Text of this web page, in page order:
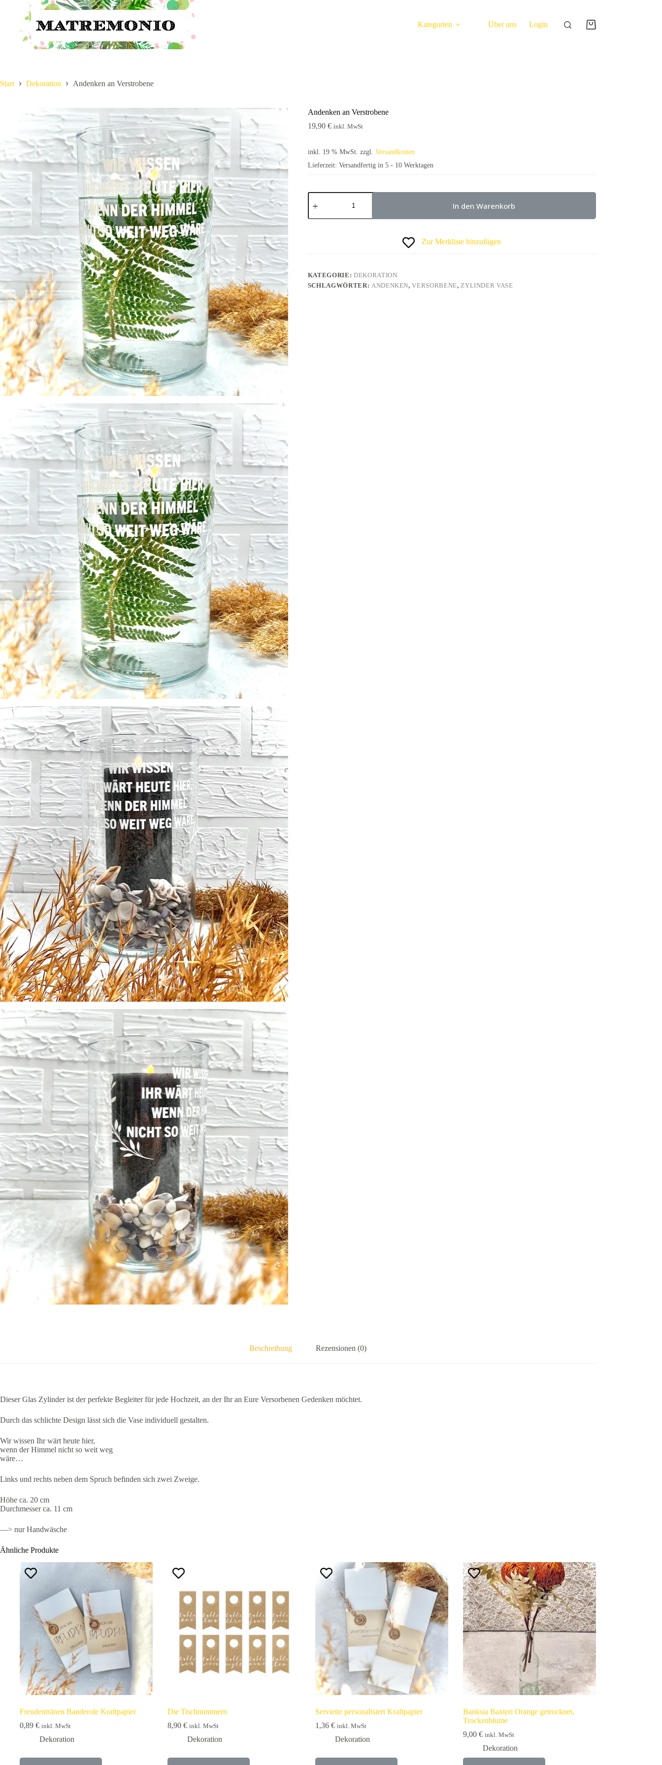
Kategorien Über uns Login
Start Dekoration Andenken an Verstrobene
Andenken an Verstrobene
19,90 € inkl. MwSt
inkl. 19 % MwSt. zzgl. Versandkosten
Lieferzeit: Versandfertig in 5 - 10 Werktagen
In den Warenkorb
Zur Merkliste hinzufügen
KATEGORIE: DEKORATION
SCHLAGWÖRTER: ANDENKEN,VERSORBENE,ZYLINDER VASE
Beschreibung Rezensionen (0)
Dieser Glas Zylinder ist der perfekte Begleiter für jede Hochzeit, an der Ihr an Eure Versorbenen Gedenken möchtet.
Durch das schlichte Design lässt sich die Vase individuell gestalten.
Wir wissen Ihr wärt heute hier,
wenn der Himmel nicht so weit weg
wäre…
Links und rechts neben dem Spruch befinden sich zwei Zweige.
Höhe ca. 20 cm
Durchmesser ca. 11 cm
—> nur Handwäsche
Ähnliche Produkte
Freudentränen Banderole Kraftpapier
0,89 € inkl. MwSt
Dekoration
Die Tischnummern
8,90 € inkl. MwSt
Dekoration
Serviette personalisiert Kraftpapier
1,36 € inkl. MwSt
Dekoration
Banksia Baxteri Orange getrocknet,
Trockenblume
9,00 € inkl. MwSt
Dekoration